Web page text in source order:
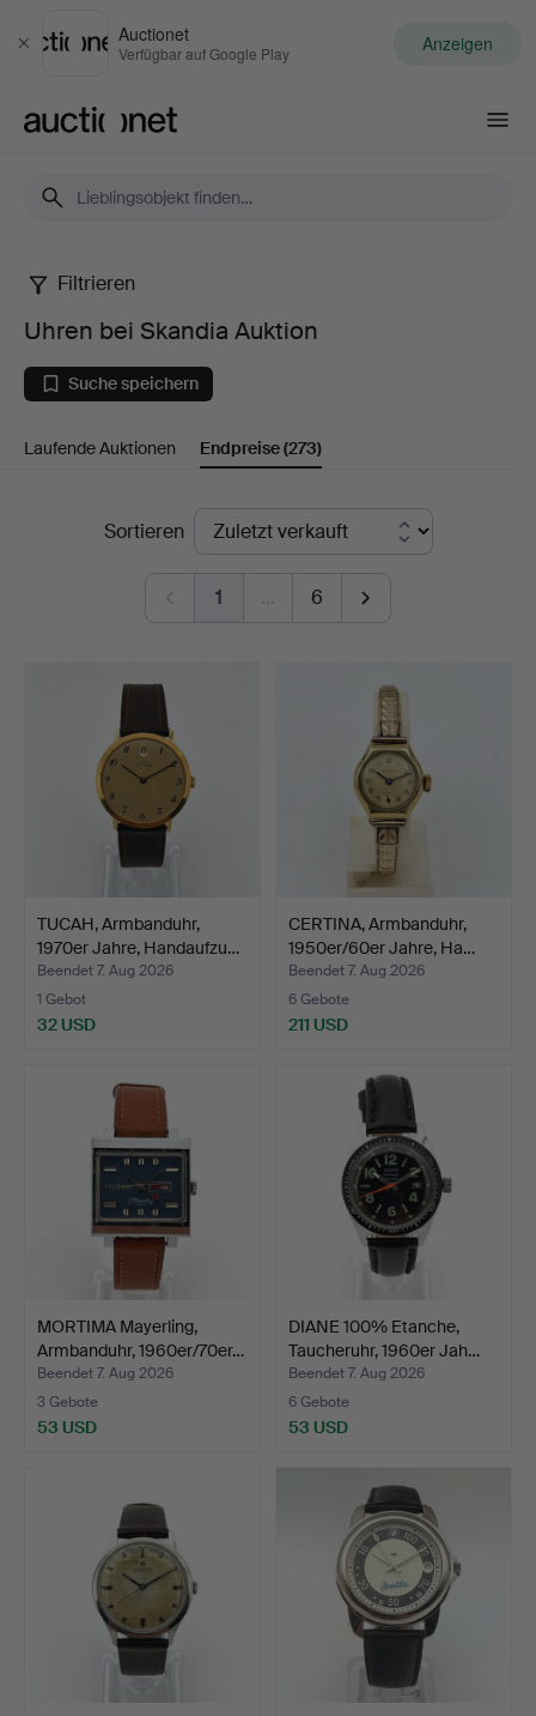
Schließen
Auctionet
Verfügbar auf Google Play Anzeigen
Uhren
bei
Skandia
Auktion
Filtrieren
Uhren bei Skandia Auktion
Suche speichern
Laufende Auktionen Endpreise(273)
EndpreiseSortieren
1 … 6
TUCAH, Armbanduhr,
1970er Jahre, Handaufzu…
Beendet 7. Aug 2026
1 Gebot
32 USD
CERTINA, Armbanduhr,
1950er/60er Jahre, Ha…
Beendet 7. Aug 2026
6 Gebote
211 USD
MORTIMA Mayerling,
Armbanduhr, 1960er/70er…
Beendet 7. Aug 2026
3 Gebote
53 USD
DIANE 100% Etanche,
Taucheruhr, 1960er Jah…
Beendet 7. Aug 2026
6 Gebote
53 USD